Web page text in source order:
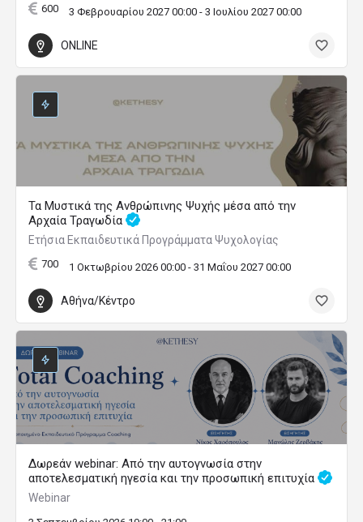
600 3 Φεβρουαρίου 2027 00:00 - 3 Ιουλίου 2027 00:00
ONLINE
Τα Μυστικά της Ανθρώπινης Ψυχής μέσα από την
Αρχαία Τραγωδία
Ετήσια Εκπαιδευτικά Προγράμματα Ψυχολογίας
700 1 Οκτωβρίου 2026 00:00 - 31 Μαΐου 2027 00:00
Αθήνα/Κέντρο
Δωρεάν webinar: Από την αυτογνωσία στην
αποτελεσματική ηγεσία και την προσωπική επιτυχία
Webinar